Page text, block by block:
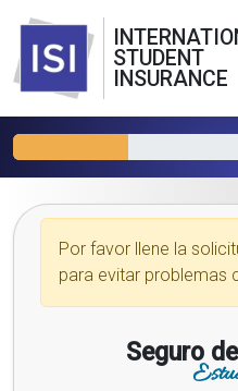
STUDENT
INSURANCE
Por favor llene la
para evitar problemas
Seguro